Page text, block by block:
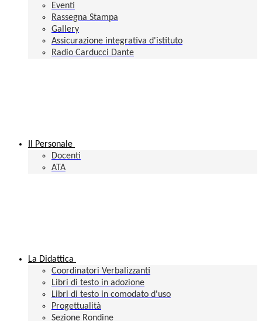
Eventi
Rassegna Stampa
Gallery
Assicurazione integrativa d'istituto
Radio Carducci Dante
Il Personale
Docenti
ATA
La Didattica
Coordinatori Verbalizzanti
Libri di testo in adozione
Libri di testo in comodato d'uso
Progettualità
Sezione Rondine